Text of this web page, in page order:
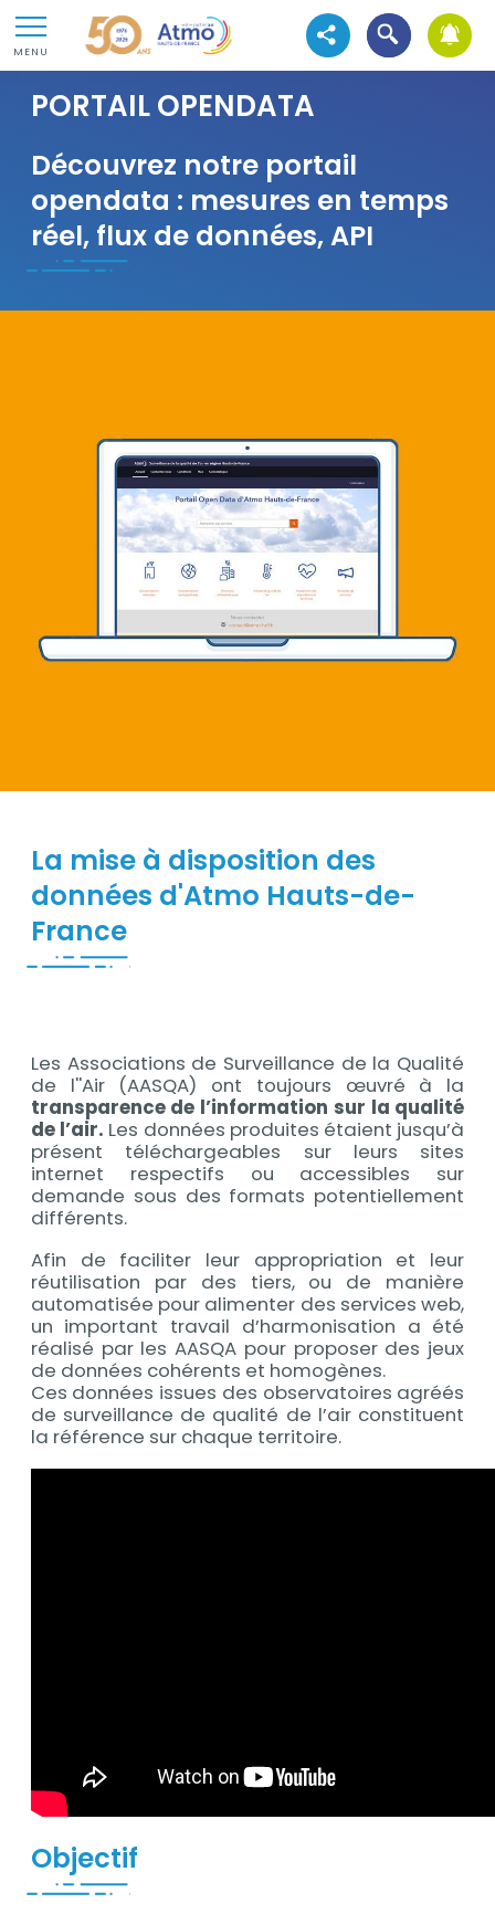
Aller au contenu
Aller au premier menu de navigation
Aller à la recherche
MENU
Atmo Hauts-de-France
Voir les réseaux sociaux
Ouvrir la
PORTAIL OPENDATA
Sous-
titre
Découvrez notre portail
opendata : mesures en temps
réel, flux de données, API
Visuel
Description
La mise à disposition des
données d'Atmo Hauts-de-
France
Contenu
Les Associations de Surveillance de la Qualité
de l''Air (AASQA) ont toujours œuvré à la
transparence de l’information sur la qualité
de l’air. Les données produites étaient jusqu’à
présent téléchargeables sur leurs sites
internet respectifs ou accessibles sur
demande sous des formats potentiellement
différents.
Afin de faciliter leur appropriation et leur
réutilisation par des tiers, ou de manière
automatisée pour alimenter des services web,
un important travail d’harmonisation a été
réalisé par les AASQA pour proposer des jeux
de données cohérents et homogènes.
Ces données issues des observatoires agréés
de surveillance de qualité de l’air constituent
la référence sur chaque territoire.
Objectif